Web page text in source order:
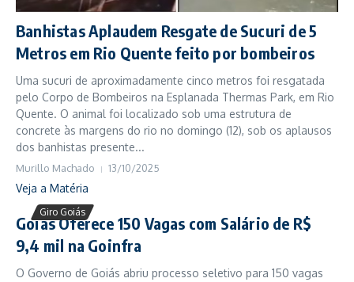
Banhistas Aplaudem Resgate de Sucuri de 5
Metros em Rio Quente feito por bombeiros
Uma sucuri de aproximadamente cinco metros foi resgatada
pelo Corpo de Bombeiros na Esplanada Thermas Park, em Rio
Quente. O animal foi localizado sob uma estrutura de
concrete às margens do rio no domingo (12), sob os aplausos
dos banhistas presente...
Murillo Machado 13/10/2025
Veja a Matéria
Giro Goiás
Goiás Oferece 150 Vagas com Salário de R$
9,4 mil na Goinfra
O Governo de Goiás abriu processo seletivo para 150 vagas